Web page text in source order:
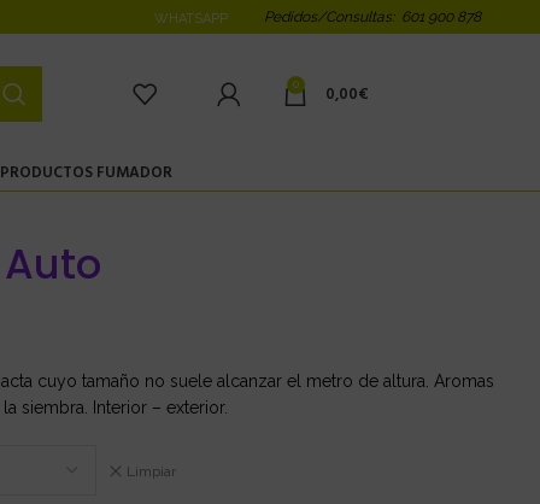
WHATSAPP Pedidos/Consultas: 601 900 878
0 0,00€
PRODUCTOS FUMADOR
cuyo tamaño no suele alcanzar el metro de altura. Aromas
siembra. Interior – exterior.
Limpiar